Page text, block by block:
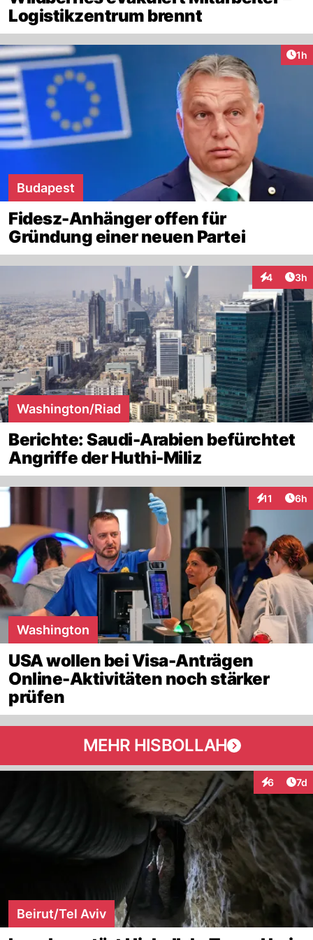
Logistikzentrum brennt
1h
Budapest
Fidesz-Anhänger offen für
Gründung einer neuen Partei
4 3h
Washington/Riad
Berichte: Saudi-Arabien befürchtet
Angriffe der Huthi-Miliz
11 6h
Washington
USA wollen bei Visa-Anträgen
Online-Aktivitäten noch stärker
prüfen
MEHR HISBOLLAH
6 7d
Beirut/Tel Aviv